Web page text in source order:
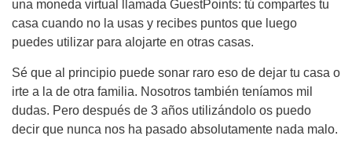
una moneda virtual llamada GuestPoints: tú compartes tu
casa cuando no la usas y recibes puntos que luego
puedes utilizar para alojarte en otras casas.
Sé que al principio puede sonar raro eso de dejar tu casa o
irte a la de otra familia. Nosotros también teníamos mil
dudas. Pero después de 3 años utilizándolo os puedo
decir que nunca nos ha pasado absolutamente nada malo.